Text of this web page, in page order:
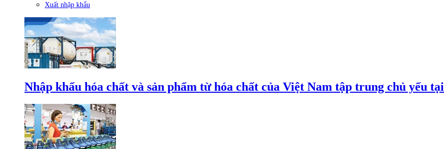
Xuất nhập khẩu
Nhập khẩu hóa chất và sản phẩm từ hóa chất của Việt Nam tập trung chủ yếu